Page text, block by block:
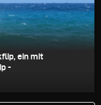
ein mit
-